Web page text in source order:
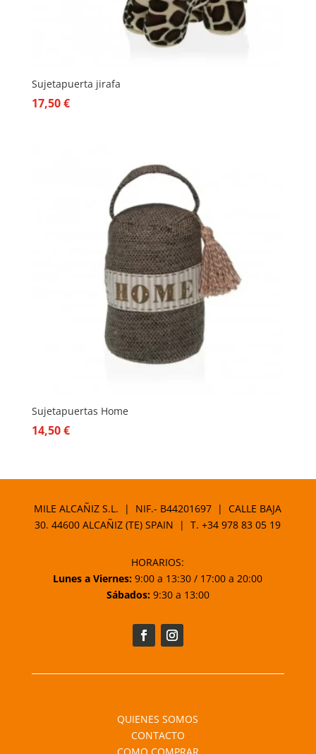
Sujetapuerta jirafa
17,50€
Sujetapuertas Home
14,50€
MILE ALCAÑIZ S.L. | NIF.- B44201697 | CALLE BAJA
30. 44600 ALCAÑIZ (TE) SPAIN | T.+34 978 83 05 19
HORARIOS:
Lunes a Viernes: 9:00 a 13:30 / 17:00 a 20:00
Sábados:9:30 a 13:00
QUIENES SOMOS
CONTACTO